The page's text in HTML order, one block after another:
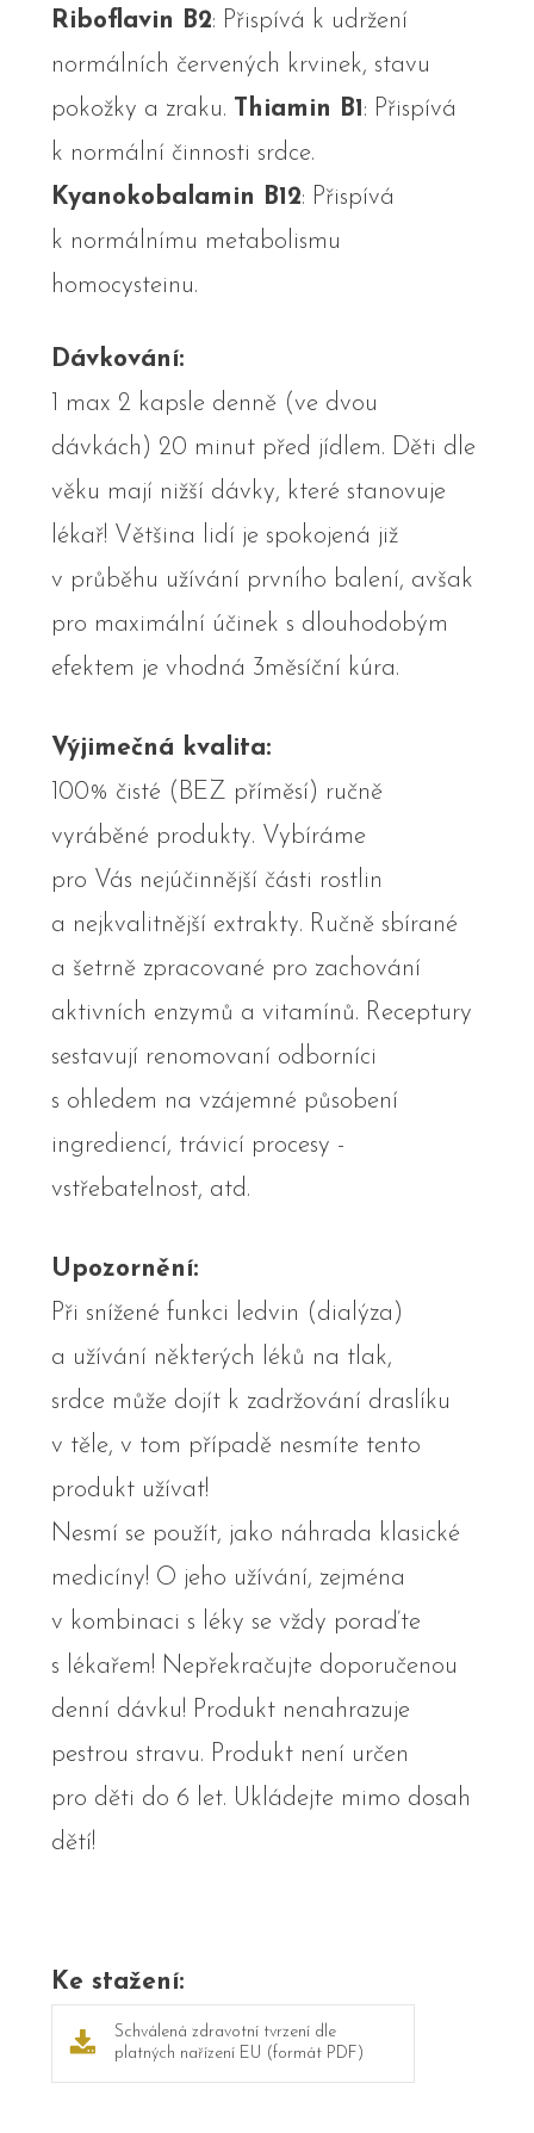
Riboflavin B2: Přispívá k udržení
normálních červených krvinek, stavu
pokožky a zraku.
Thiamin B1 : Přispívá
k normální činnosti srdce.
Kyanokobalamin B12: Přispívá
k normálnímu metabolismu
homocysteinu.
Dávkování:
1 max 2 kapsle denně (ve dvou
dávkách) 20 minut před jídlem. Děti dle
věku mají nižší dávky, které stanovuje
lékař! Většina lidí je spokojená již
v průběhu užívání prvního balení, avšak
pro maximální účinek s dlouhodobým
efektem je vhodná 3měsíční kúra.
Výjimečná kvalita:
100% čisté (BEZ příměsí) ručně
vyráběné produkty. Vybíráme
pro Vás nejúčinnější části rostlin
a nejkvalitnější extrakty. Ručně sbírané
a šetrně zpracované pro zachování
aktivních enzymů a vitamínů. Receptury
sestavují renomovaní odborníci
s ohledem na vzájemné působení
ingrediencí, trávicí procesy -
vstřebatelnost, atd.
Upozornění:
Při snížené funkci ledvin (dialýza)
a užívání některých léků na tlak,
srdce může dojít k zadržování draslíku
v těle, v tom případě nesmíte tento
produkt užívat!
Nesmí se použít, jako náhrada klasické
medicíny! O jeho užívání, zejména
v kombinaci s léky se vždy poraďte
s lékařem! Nepřekračujte doporučenou
denní dávku! Produkt nenahrazuje
pestrou stravu. Produkt není určen
pro děti do 6 let. Ukládejte mimo dosah
dětí!
Ke stažení:
Schválená zdravotní tvrzení dle
platných nařízení EU (formát PDF)